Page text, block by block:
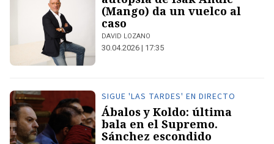
(Mango) da un vuelco al
caso
DAVID LOZANO
30.04.2026 | 17:35
SIGUE 'LAS TARDES' EN DIRECTO
Ábalos y Koldo: última
bala en el Supremo.
Sánchez escondido